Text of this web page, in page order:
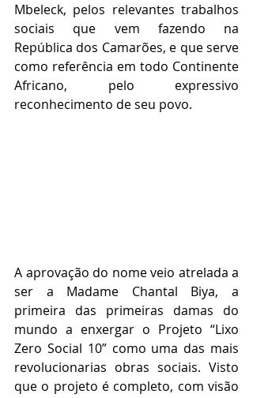
Mbeleck, pelos relevantes trabalhos
sociais que vem fazendo na
República dos Camarões, e que serve
como referência em todo Continente
Africano, pelo expressivo
reconhecimento de seu povo.
A aprovação do nome veio atrelada a
ser a Madame Chantal Biya, a
primeira das primeiras damas do
mundo a enxergar o Projeto “Lixo
Zero Social 10” como uma das mais
revolucionarias obras sociais. Visto
que o projeto é completo, com visão